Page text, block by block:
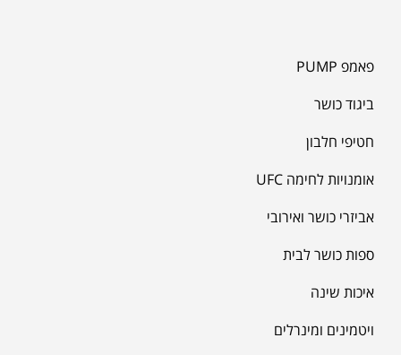
פאמפ PUMP
ביגוד כושר
חטיפי חלבון
אומנויות לחימה UFC
אביזרי כושר ואירובי
ספות כושר לבית
איכות שינה
ויטמינים ומינרלים